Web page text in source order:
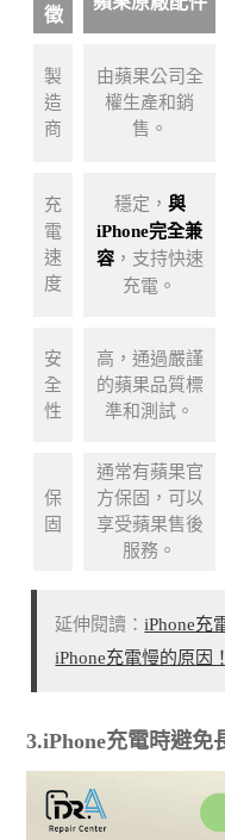
徵
製
造
商
由蘋果公司全
權生產和銷
售。
充
電
速
度
穩定， 與
iPhone完全兼
容，支持快速
充電。
安
全
性
高，通過嚴謹
的蘋果品質標
準和測試。
保
固
通常有蘋果官
方保固，可以
享受蘋果售後
服務。
延伸閱讀：iPhone充
iPhone充電慢的原因！
3.iPhone充電時避免